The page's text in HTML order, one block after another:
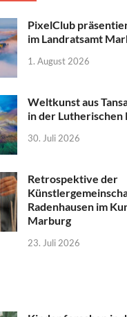
PixelClub
im Landratsamt
1. August 2026
Weltkunst aus
in der
30. Juli 2026
Retrospektive der
Radenhausen im
Marburg
23. Juli 2026